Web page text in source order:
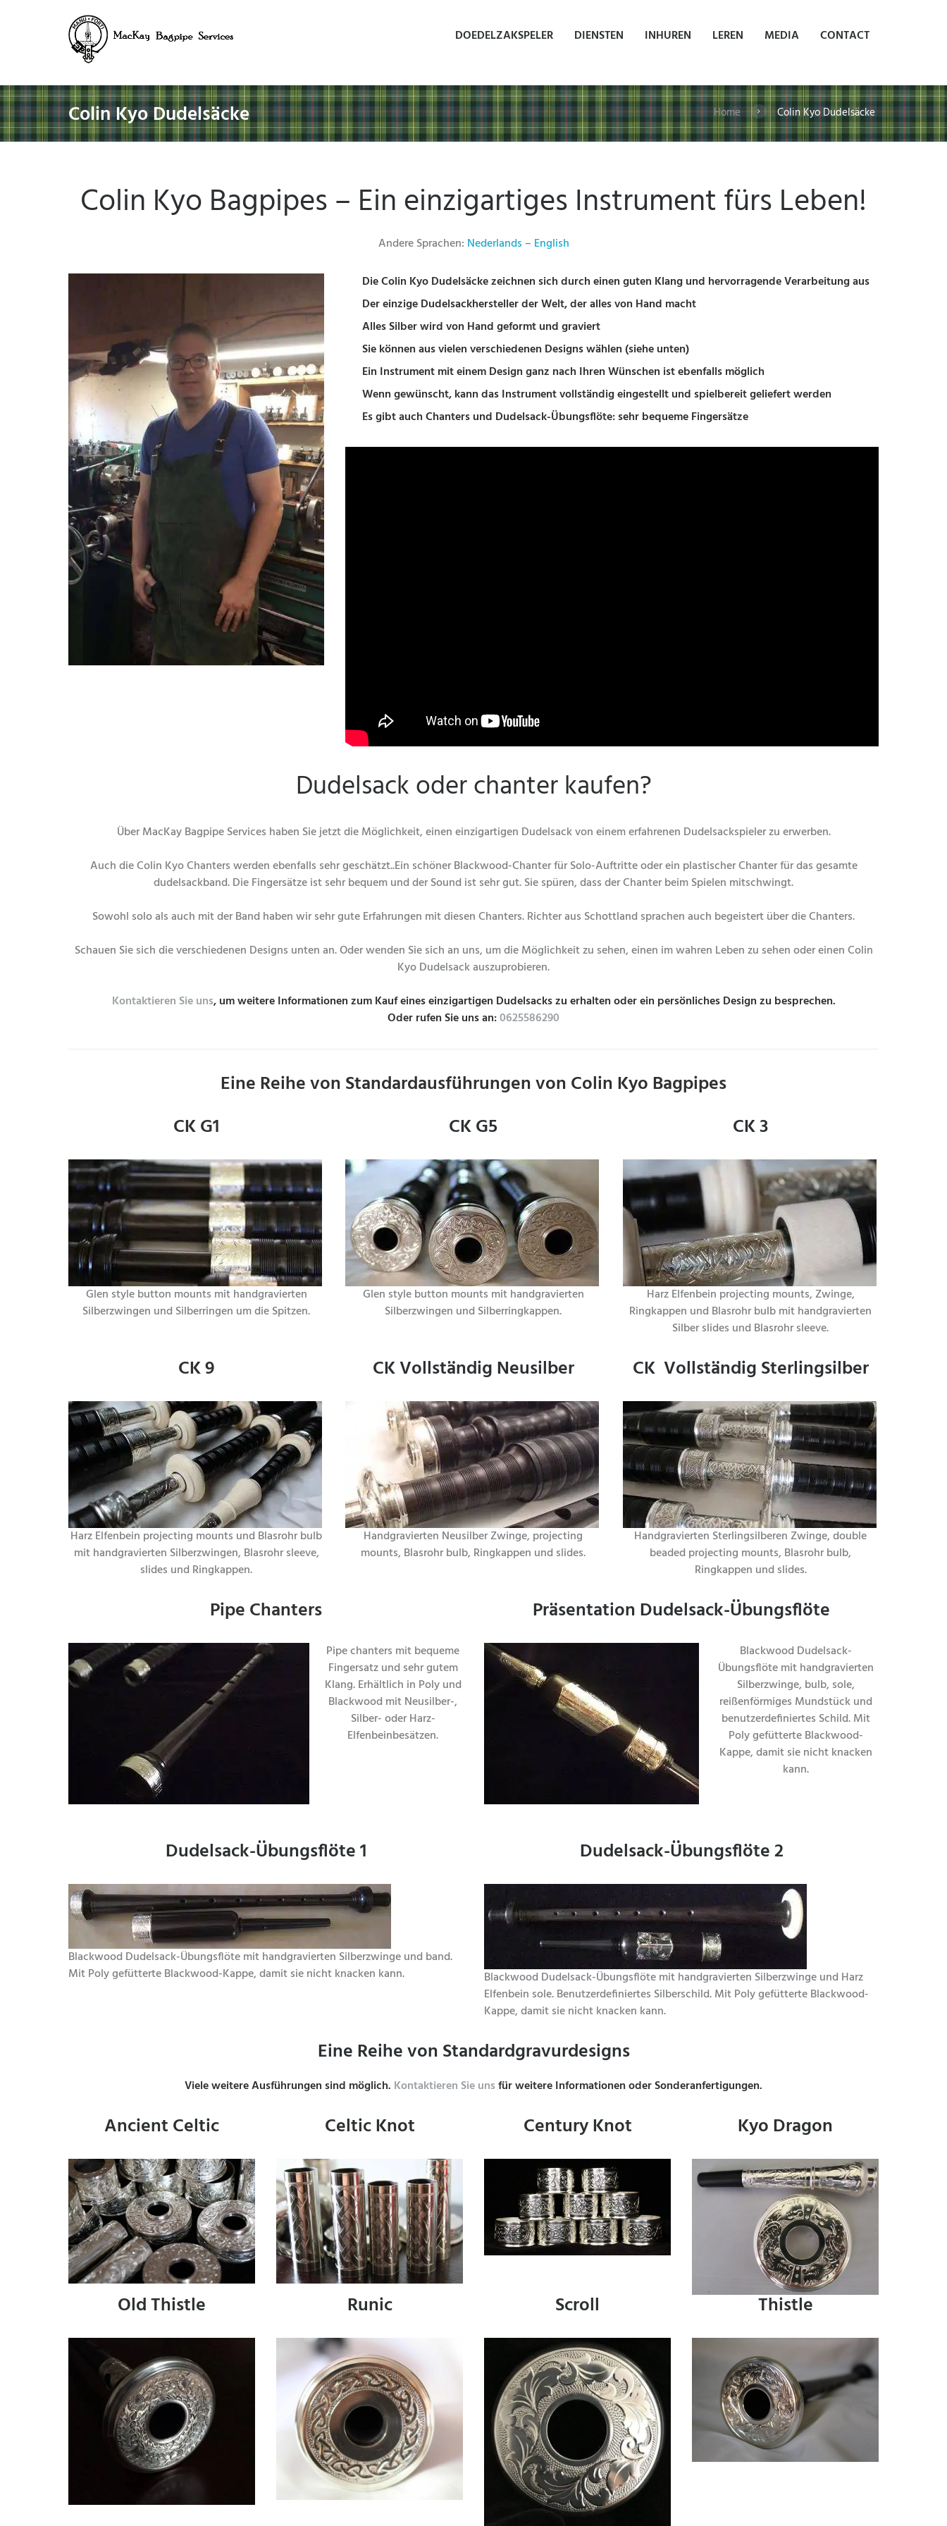
DOEDELZAKSPELER DIENSTEN INHUREN LEREN MEDIA CONTACT
Home Colin Kyo Dudelsäcke
Colin Kyo Dudelsäcke
Colin Kyo Bagpipes – Ein einzigartiges Instrument fürs Leben!
Andere Sprachen: Nederlands– English
Die Colin Kyo Dudelsäcke zeichnen sich durch einen guten Klang und hervorragende Verarbeitung aus
Der einzige Dudelsackhersteller der Welt, der alles von Hand macht
Alles Silber wird von Hand geformt und graviert
Sie können aus vielen verschiedenen Designs wählen (siehe unten)
Ein Instrument mit einem Design ganz nach Ihren Wünschen ist ebenfalls möglich
Wenn gewünscht, kann das Instrument vollständig eingestellt und spielbereit geliefert werden
Es gibt auch Chanters und Dudelsack-Übungsflöte: sehr bequeme Fingersätze
Dudelsack oder chanter kaufen?
Über MacKay Bagpipe Services haben Sie jetzt die Möglichkeit, einen einzigartigen Dudelsack von einem erfahrenen Dudelsackspieler zu erwerben.
Auch die Colin Kyo Chanters werden ebenfalls sehr geschätzt..Ein schöner Blackwood-Chanter für Solo-Auftritte oder ein plastischer Chanter für das gesamte
dudelsackband. Die Fingersätze ist sehr bequem und der Sound ist sehr gut. Sie spüren, dass der Chanter beim Spielen mitschwingt.
Sowohl solo als auch mit der Band haben wir sehr gute Erfahrungen mit diesen Chanters. Richter aus Schottland sprachen auch begeistert über die Chanters.
Schauen Sie sich die verschiedenen Designs unten an. Oder wenden Sie sich an uns, um die Möglichkeit zu sehen, einen im wahren Leben zu sehen oder einen Colin
Kyo Dudelsack auszuprobieren.
Kontaktieren Sie uns, um weitere Informationen zum Kauf eines einzigartigen Dudelsacks zu erhalten oder ein persönliches Design zu besprechen.
Oder rufen Sie uns an:0625586290
Eine Reihe von Standardausführungen von Colin Kyo Bagpipes
CK G1
Glen style button mounts mit handgravierten
Silberzwingen und Silberringen um die Spitzen.
CK G5
Glen style button mounts mit handgravierten
Silberzwingen und Silberringkappen.
CK 3
Harz Elfenbein projecting mounts, Zwinge,
Ringkappen und Blasrohr bulb mit handgravierten
Silber slides und Blasrohr sleeve.
CK 9
Harz Elfenbein projecting mounts und Blasrohr bulb
mit handgravierten Silberzwingen, Blasrohr sleeve,
slides und Ringkappen.
CK Vollständig Neusilber
Handgravierten Neusilber Zwinge, projecting
mounts, Blasrohr bulb, Ringkappen und slides.
CK Vollständig Sterlingsilber
Handgravierten Sterlingsilberen Zwinge, double
beaded projecting mounts, Blasrohr bulb,
Ringkappen und slides.
Pipe Chanters
Pipe chanters mit bequeme
Fingersatz und sehr gutem
Klang. Erhältlich in Poly und
Blackwood mit Neusilber-,
Silber- oder Harz-
Elfenbeinbesätzen.
Präsentation Dudelsack-Übungsflöte
Blackwood Dudelsack-
Übungsflöte mit handgravierten
Silberzwinge, bulb, sole,
reißenförmiges Mundstück und
benutzerdefiniertes Schild. Mit
Poly gefütterte Blackwood-
Kappe, damit sie nicht knacken
kann.
Dudelsack-Übungsflöte 1
Blackwood Dudelsack-Übungsflöte mit handgravierten Silberzwinge und band.
Mit Poly gefütterte Blackwood-Kappe, damit sie nicht knacken kann.
Dudelsack-Übungsflöte 2
Blackwood Dudelsack-Übungsflöte mit handgravierten Silberzwinge und Harz
Elfenbein sole. Benutzerdefiniertes Silberschild. Mit Poly gefütterte Blackwood-
Kappe, damit sie nicht knacken kann.
Eine Reihe von Standardgravurdesigns
Viele weitere Ausführungen sind möglich. Kontaktieren Sie unsfür weitere Informationen oder Sonderanfertigungen.
Ancient Celtic Celtic Knot Century Knot Kyo Dragon
Old Thistle Runic Scroll Thistle